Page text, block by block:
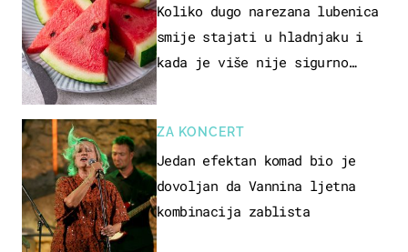
Koliko dugo narezana lubenica
smije stajati u hladnjaku i
kada je više nije sigurno
ZA KONCERT
Jedan efektan komad bio je
dovoljan da Vannina ljetna
kombinacija zablista